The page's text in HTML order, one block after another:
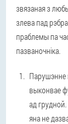
звязаная з
злева пад
праблемы па
пазваночніка.
выконвае
ад
яна не